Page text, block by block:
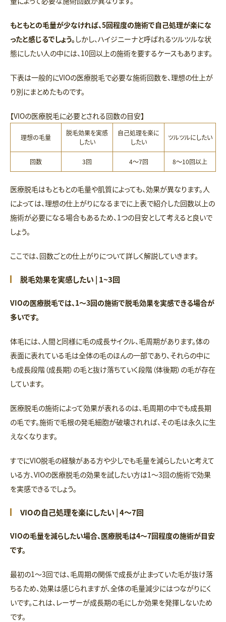
もともとの毛量が少なければ、5回程度の施術で自己処理が楽にな
ったと感じるでしょう。 しかし、ハイジニーナと呼ばれるツルツルな状
態にしたい人の中には、10回以上の施術を要するケースもあります。
下表は一般的にVIOの医療脱毛で必要な施術回数を、理想の仕上が
り別にまとめたものです。
【VIOの医療脱毛に必要とされる回数の目安】
理想の毛量
脱毛効果を実感
したい
自己処理を楽に
したい
ツルツルにしたい
回数 3回 4～7回 8～10回以上
医療脱毛はもともとの毛量や肌質によっても、効果が異なります。人
によっては、理想の仕上がりになるまでに上表で紹介した回数以上の
施術が必要になる場合もあるため、1つの目安として考えると良いで
しょう。
ここでは、回数ごとの仕上がりについて詳しく解説していきます。
脱毛効果を実感したい | 1~3回
VIOの医療脱毛では、1〜3回の施術で脱毛効果を実感できる場合が
多いです。
体毛には、人間と同様に毛の成長サイクル、毛周期があります。体の
表面に表れている毛は全体の毛のほんの一部であり、それらの中に
も成長段階（成長期）の毛と抜け落ちていく段階（体後期）の毛が存在
しています。
医療脱毛の施術によって効果が表れるのは、毛周期の中でも成長期
の毛です。施術で毛根の発毛細胞が破壊されれば、その毛は永久に生
えなくなります。
すでにVIO脱毛の経験がある方や少しでも毛量を減らしたいと考えて
いる方、VIOの医療脱毛の効果を試したい方は1〜3回の施術で効果
を実感できるでしょう。
VIOの自己処理を楽にしたい | 4～7回
VIOの毛量を減らしたい場合、医療脱毛は4〜7回程度の施術が目安
です。
最初の1〜3回では、毛周期の関係で成長が止まっていた毛が抜け落
ちるため、効果は感じられますが、全体の毛量減少にはつながりにく
いです。これは、レーザーが成長期の毛にしか効果を発揮しないため
です。